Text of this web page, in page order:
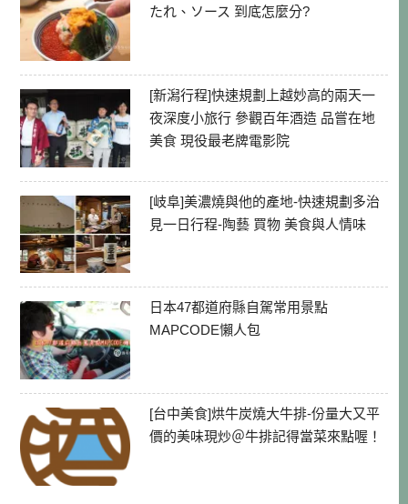
たれ、ソース 到底怎麼分?
[新潟行程]快速規劃上越妙高的兩天一
夜深度小旅行 參觀百年酒造 品嘗在地
美食 現役最老牌電影院
[岐阜]美濃燒與他的產地-快速規劃多治
見一日行程-陶藝 買物 美食與人情味
日本47都道府縣自駕常用景點
MAPCODE懶人包
[台中美食]烘牛炭燒大牛排-份量大又平
價的美味現炒＠牛排記得當菜來點喔！